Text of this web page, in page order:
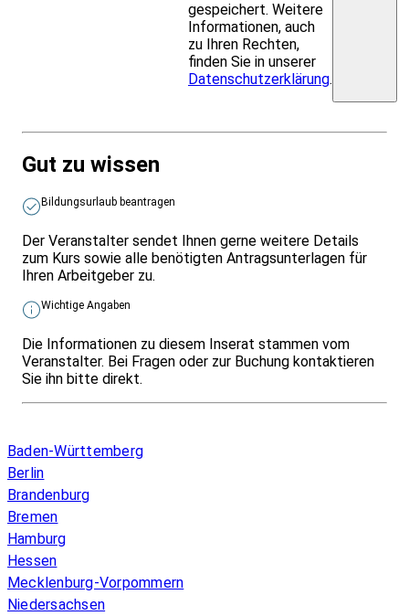
gespeichert. Weitere
Informationen, auch
zu Ihren Rechten,
finden Sie in unserer
Datenschutzerklärung.
Gut zu wissen
Bildungsurlaub beantragen
Der Veranstalter sendet Ihnen gerne weitere Details
zum Kurs sowie alle benötigten Antragsunterlagen für
Ihren Arbeitgeber zu.
Wichtige Angaben
Die Informationen zu diesem Inserat stammen vom
Veranstalter. Bei Fragen oder zur Buchung kontaktieren
Sie ihn bitte direkt.
Baden-Württemberg
Berlin
Brandenburg
Bremen
Hamburg
Hessen
Mecklenburg-Vorpommern
Niedersachsen